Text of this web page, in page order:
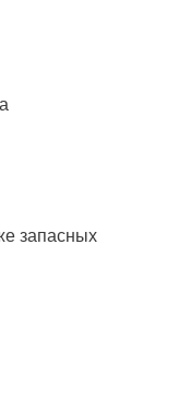
запасных